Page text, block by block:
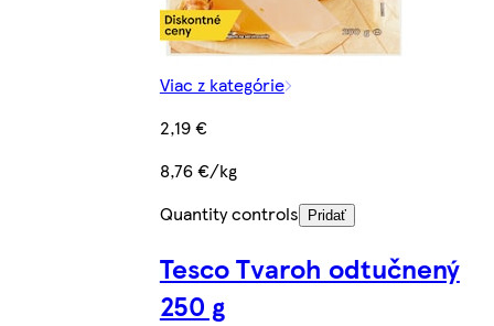
Viac z kategórie
2,19 €
8,76 €/kg
Quantity controls
Pridať
Tesco Tvaroh odtučnený
250 g